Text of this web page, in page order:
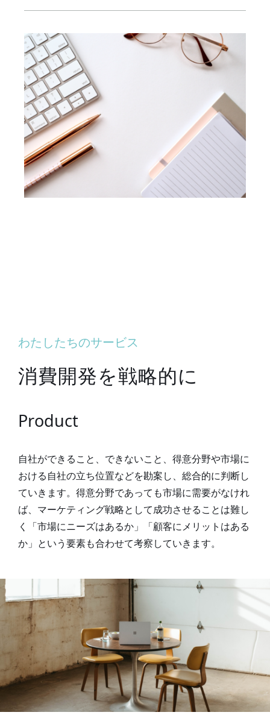
わたしたちのサービス
消費開発を戦略的に
Product
自社ができること、できないこと、得意分野や市場に
おける自社の立ち位置などを勘案し、総合的に判断し
ていきます。得意分野であっても市場に需要がなけれ
ば、マーケティング戦略として成功させることは難し
く「市場にニーズはあるか」「顧客にメリットはある
か」という要素も合わせて考察していきます。